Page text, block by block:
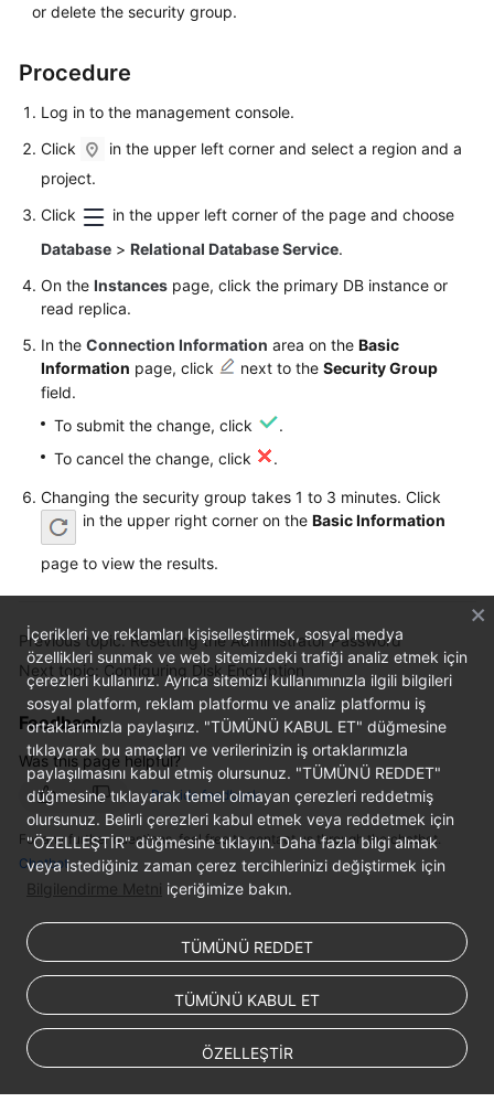
Reference
Reference
Troubleshooting
Videos
Glossary
Documents
General
Reference
Glossary
Responsibilities
Service
Level
Agreement
White
Papers
Endpoints
Permissions
or delete the security group.
Procedure
Log in to the management console.
Click
in the upper left corner and select a region and a
project.
Click
in the upper left corner of the page and choose
Database > Relational Database Service.
On the Instances page, click the primary DB instance or
read replica.
In the Connection Information area on the Basic
Information page, click next to the Security Group
field.
To submit the change, click
.
To cancel the change, click
.
Changing the security group takes 1 to 3 minutes. Click
in the upper right corner on the Basic Information
page to view the results.
Previous topic: Resetting the Administrator Password
Next topic: Configuring Disk Encryption
Feedback
Was this page helpful?
Provide feedback
For any further questions, feel free to contact us through the chatbot.
Chatbot
İçerikleri ve reklamları kişiselleştirmek, sosyal medya
özellikleri sunmak ve web sitemizdeki trafiği analiz etmek için
çerezleri kullanırız. Ayrıca sitemizi kullanımınızla ilgili bilgileri
sosyal platform, reklam platformu ve analiz platformu iş
ortaklarımızla paylaşırız. "TÜMÜNÜ KABUL ET" düğmesine
tıklayarak bu amaçları ve verilerinizin iş ortaklarımızla
paylaşılmasını kabul etmiş olursunuz. "TÜMÜNÜ REDDET"
düğmesine tıklayarak temel olmayan çerezleri reddetmiş
olursunuz. Belirli çerezleri kabul etmek veya reddetmek için
"ÖZELLEŞTİR" düğmesine tıklayın. Daha fazla bilgi almak
veya istediğiniz zaman çerez tercihlerinizi değiştirmek için
Bilgilendirme Metni içeriğimize bakın.
TÜMÜNÜ REDDET
TÜMÜNÜ KABUL ET
ÖZELLEŞTİR